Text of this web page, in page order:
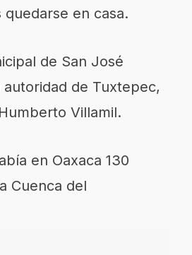
en casa.
de San José
de Tuxtepec,
Villamil.
en Oaxaca 130
Cuenca del